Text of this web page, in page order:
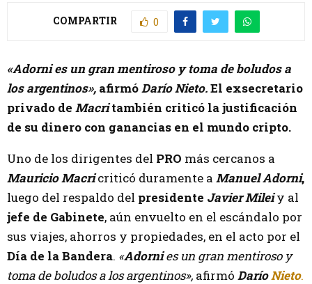
COMPARTIR 0
«Adorni es un gran mentiroso y toma de boludos a
los argentinos», afirmóDarío Nieto.El exsecretario
privado de Macritambién criticó la justificación
de su dinero con ganancias en el mundo cripto.
Uno de los dirigentes del PRO más cercanos a
Mauricio Macri criticó duramente a Manuel Adorni,
luego del respaldo del presidente Javier Mileiy al
jefe de Gabinete, aún envuelto en el escándalo por
sus viajes, ahorros y propiedades, en el acto por el
Día de la Bandera. «Adornies un gran mentiroso y
toma de boludos a los argentinos», afirmó DaríoNieto.